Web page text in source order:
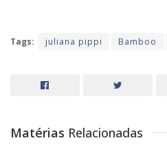
Tags: juliana pippi Bamboo
Matérias Relacionadas